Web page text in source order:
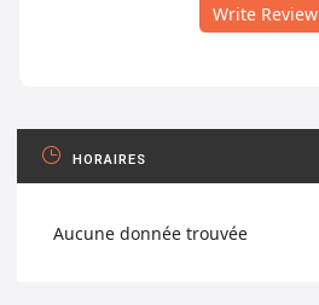
Write Review
HORAIRES
Aucune donnée trouvée